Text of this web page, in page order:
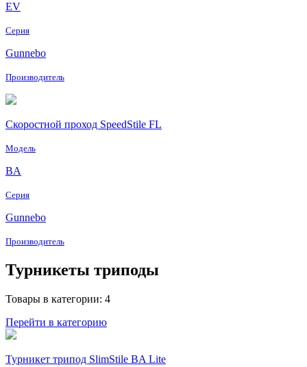
EV
Серия
Gunnebo
Производитель
Скоростной проход SpeedStile FL
Модель
BA
Серия
Gunnebo
Производитель
Турникеты триподы
Товары в категории: 4
Перейти в категорию
Турникет трипод SlimStile BA Lite